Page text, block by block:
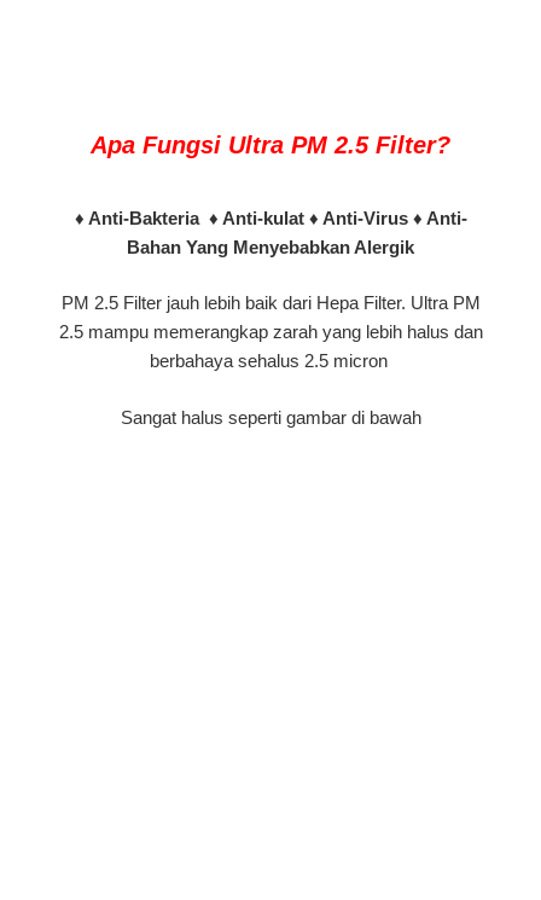
Apa Fungsi Ultra PM 2.5 Filter?
♦ Anti-Bakteria ♦ Anti-kulat ♦ Anti-Virus ♦ Anti-
Bahan Yang Menyebabkan Alergik
PM 2.5 Filter jauh lebih baik dari Hepa Filter. Ultra PM
2.5 mampu memerangkap zarah yang lebih halus dan
berbahaya sehalus 2.5 micron
Sangat halus seperti gambar di bawah